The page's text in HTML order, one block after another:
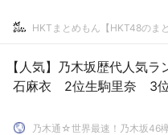
HKTまとめもん【HKT48のまと
【人気】乃木坂歴代人気
石麻衣 2位生駒里奈 3